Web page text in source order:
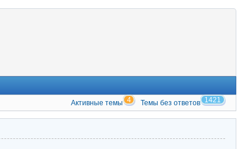
Активные темы 4 Темы без ответов 1421